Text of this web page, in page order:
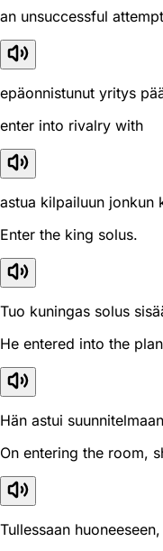
an unsuccessful
epäonnistunut yritys
enter into rivalry with
astua kilpailuun jonkun
Enter the king solus.
Tuo kuningas solus
He entered into the
Hän astui
On entering the room,
Tullessaan